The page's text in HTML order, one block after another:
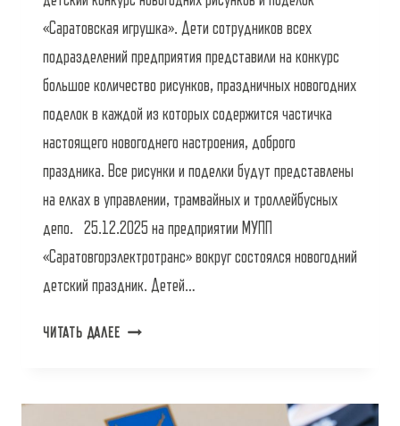
«Саратовская игрушка». Дети сотрудников всех
подразделений предприятия представили на конкурс
большое количество рисунков, праздничных новогодних
поделок в каждой из которых содержится частичка
настоящего новогоднего настроения, доброго
праздника. Все рисунки и поделки будут представлены
на елках в управлении, трамвайных и троллейбусных
депо. 25.12.2025 на предприятии МУПП
«Саратовгорэлектротранс» вокруг состоялся новогодний
детский праздник. Детей…
ЧИТАТЬ ДАЛЕЕС